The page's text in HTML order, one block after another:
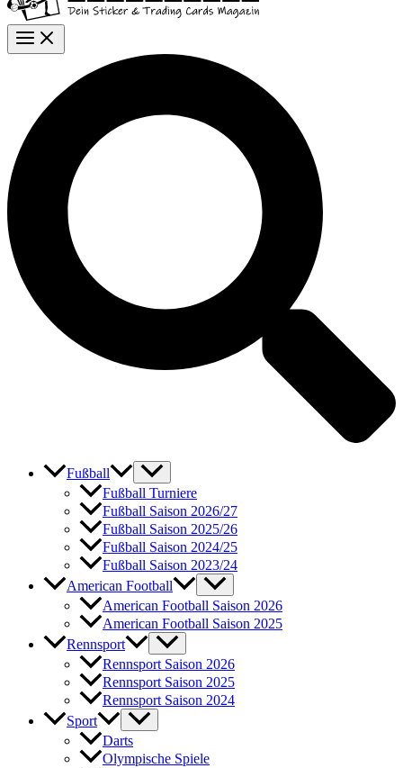
Fußball
Fußball Turniere
Fußball Saison 2026/27
Fußball Saison 2025/26
Fußball Saison 2024/25
Fußball Saison 2023/24
American Football
American Football Saison 2026
American Football Saison 2025
Rennsport
Rennsport Saison 2026
Rennsport Saison 2025
Rennsport Saison 2024
Sport
Darts
Olympische Spiele